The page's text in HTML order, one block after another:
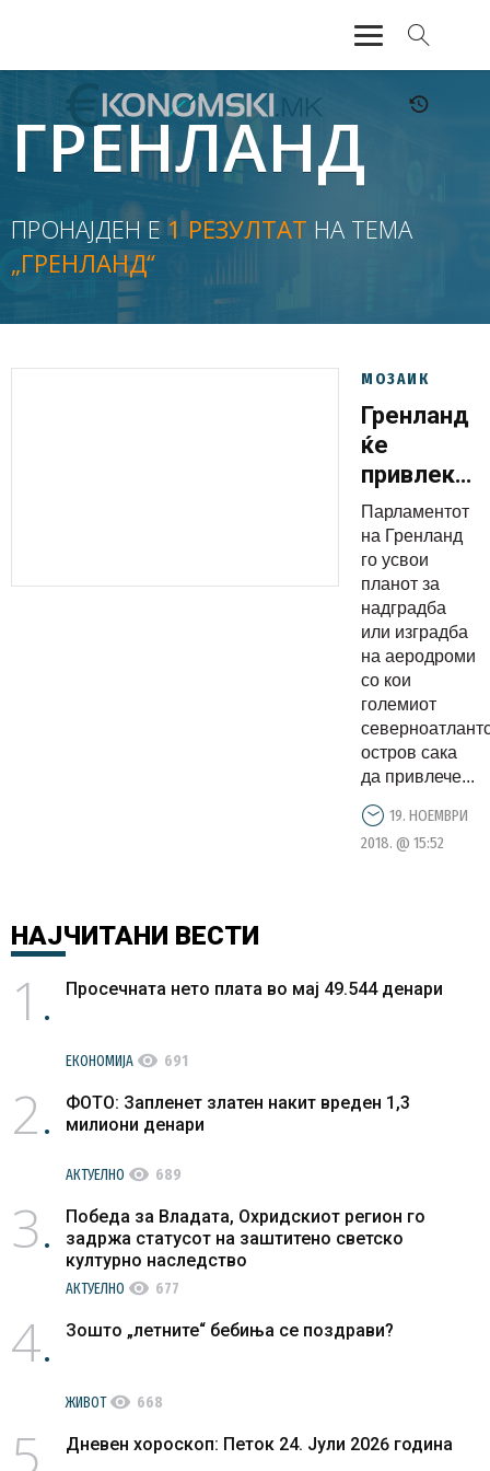
АКТУЕЛНО
ЕКОНОМИЈА
ФИНАНСИИ
БАНКАРСТВО
ЖИВОТ
ГРЕНЛАНД
ПРОНАЈДЕН Е1 РЕЗУЛТАТ НА ТЕМА
„ГРЕНЛАНД“
МОЗАИК
Гренланд
ќе
туристи и
со нови
аеродроми
Парламентот
на Гренланд
го усвои
планот за
надградба
или изградба
на аеродроми
со кои
големиот
остров сака
да привлече...
19. НОЕМВРИ
2018. @ 15:52
НАЈЧИТАНИ ВЕСТИ
1 Просечната нето плата во мај 49.544 денари
ЕКОНОМИЈА visibility 691
2
ФОТО: Запленет златен накит вреден 1,3
милиони денари
АКТУЕЛНО visibility 689
3
Победа за Владата, Охридскиот регион го
задржа статусот на заштитено светско
културно наследство
АКТУЕЛНО visibility 677
4 Зошто „летните“ бебиња се поздрави?
ЖИВОТvisibility 668
5 Дневен хороскоп: Петок 24. Јули 2026 година